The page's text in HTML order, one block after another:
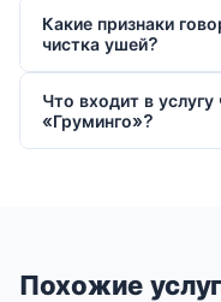
Какие признаки
чистка ушей?
Что входит в
«Груминго»?
Похожие